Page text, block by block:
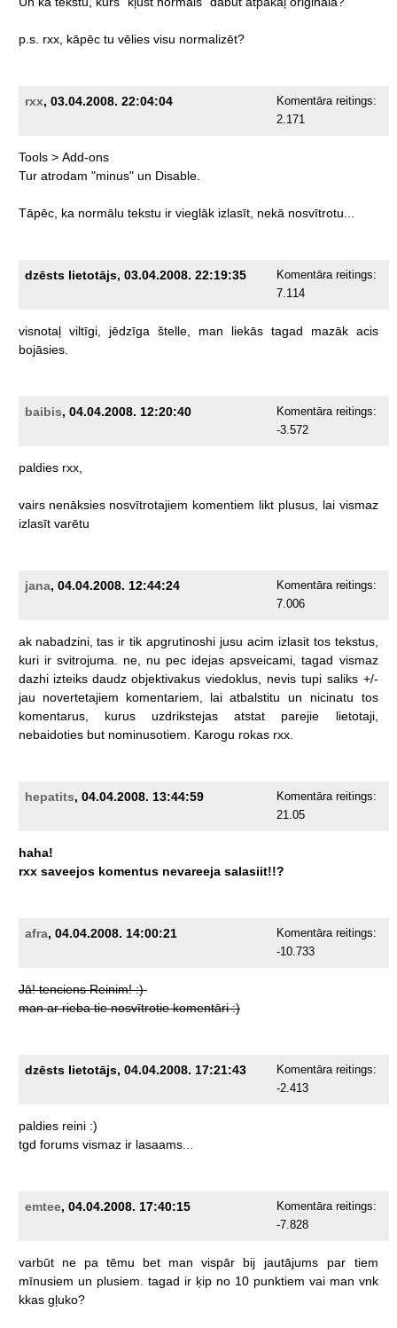
p.s. rxx, kāpēc tu vēlies visu normalizēt?
rxx, 03.04.2008. 22:04:04
Komentāra reitings:
2.171
Tools > Add-ons
Tur atrodam "minus" un Disable.
Tāpēc, ka normālu tekstu ir vieglāk izlasīt, nekā nosvītrotu...
dzēsts lietotājs, 03.04.2008. 22:19:35
Komentāra reitings:
7.114
visnotaļ viltīgi, jēdzīga štelle, man liekās tagad mazāk acis
bojāsies.
baibis, 04.04.2008. 12:20:40
Komentāra reitings:
-3.572
paldies rxx,
vairs nenāksies nosvītrotajiem komentiem likt plusus, lai vismaz
izlasīt varētu
jana, 04.04.2008. 12:44:24
Komentāra reitings:
7.006
ak nabadzini, tas ir tik apgrutinoshi jusu acim izlasit tos tekstus,
kuri ir svitrojuma. ne, nu pec idejas apsveicami, tagad vismaz
dazhi izteiks daudz objektivakus viedoklus, nevis tupi saliks +/-
jau
novertetajiem komentariem, lai atbalstitu un nicinatu
tos
komentarus,
kurus uzdrikstejas atstat parejie
lietotaji,
nebaidoties but nominusotiem. Karogu rokas rxx.
hepatits, 04.04.2008. 13:44:59
Komentāra reitings:
21.05
haha!
rxx saveejos komentus nevareeja salasiit!!?
afra, 04.04.2008. 14:00:21
Komentāra reitings:
-10.733
Jā! tenciens Reinim! :)
man ar rieba tie nosvītrotie komentāri :)
dzēsts lietotājs, 04.04.2008. 17:21:43
Komentāra reitings:
-2.413
paldies reini :)
tgd forums vismaz ir lasaams...
emtee, 04.04.2008. 17:40:15
Komentāra reitings:
-7.828
varbūt ne pa tēmu bet man vispār bij jautājums par
tiem
mīnusiem un plusiem. tagad ir ķip no 10 punktiem vai man vnk
kkas gļuko?